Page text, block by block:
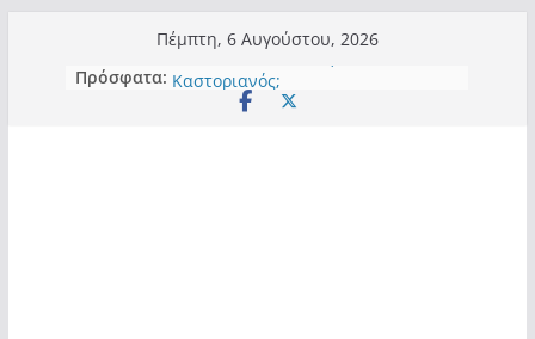
περιεχόμενο
Πέμπτη, 6 Αυγούστου, 2026
Πρόσφατα: Πόσο σανό να αντέξει ο
Καστοριανός;